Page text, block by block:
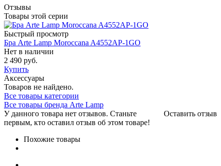
Отзывы
Товары этой серии
Быстрый просмотр
Бра Arte Lamp Moroccana A4552AP-1GO
Нет в наличии
2 490 руб.
Купить
Аксессуары
Товаров не найдено.
Все товары категории
Все товары бренда Arte Lamp
Оставить отзыв
У данного товара нет отзывов. Станьте
первым, кто оставил отзыв об этом товаре!
Похожие товары